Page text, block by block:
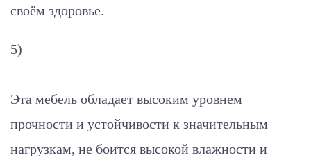
своём здоровье.
5)
Эта мебель обладает высоким уровнем
прочности и устойчивости к значительным
нагрузкам, не боится высокой влажности и